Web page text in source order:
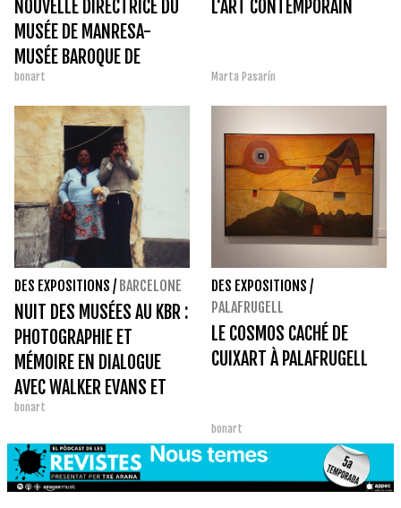
NOUVELLE DIRECTRICE DU
MUSÉE DE MANRESA-
MUSÉE BAROQUE DE
CATALOGNE
bonart
L'ART CONTEMPORAIN
Marta Pasarín
DES EXPOSITIONS / BARCELONE
NUIT DES MUSÉES AU KBR :
PHOTOGRAPHIE ET
MÉMOIRE EN DIALOGUE
AVEC WALKER EVANS ET
PÉREZ SIQUIER
bonart
DES EXPOSITIONS /
PALAFRUGELL
LE COSMOS CACHÉ DE
CUIXART À PALAFRUGELL
bonart